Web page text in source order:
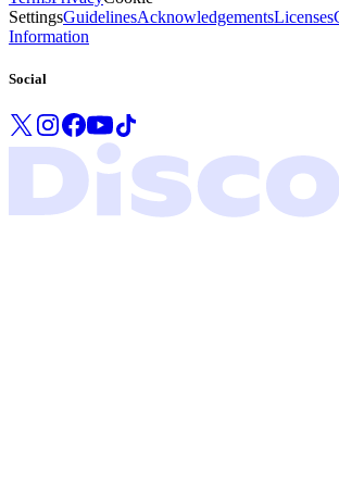
SettingsGuidelinesAcknowledgementsLicenses
Information
Social